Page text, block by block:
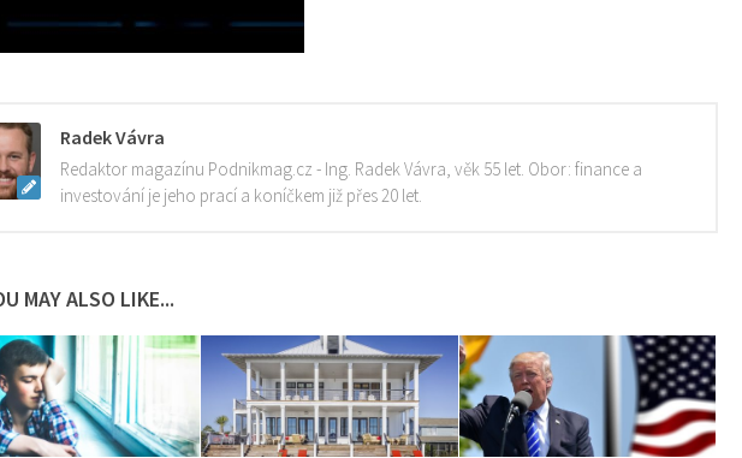
Radek Vávra
Redaktor magazínu Podnikmag.cz - Ing. Radek Vávra, věk 55 let. Obor: finance a
investování je jeho prací a koníčkem již přes 20 let.
MAY ALSO LIKE...